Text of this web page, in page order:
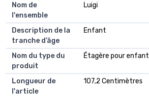
Nom de
l'ensemble
Luigi
Description de la
tranche d’âge
Enfant
Nom du type du
produit
Étagère pour enfant
Longueur de
l'article
107,2 Centimètres